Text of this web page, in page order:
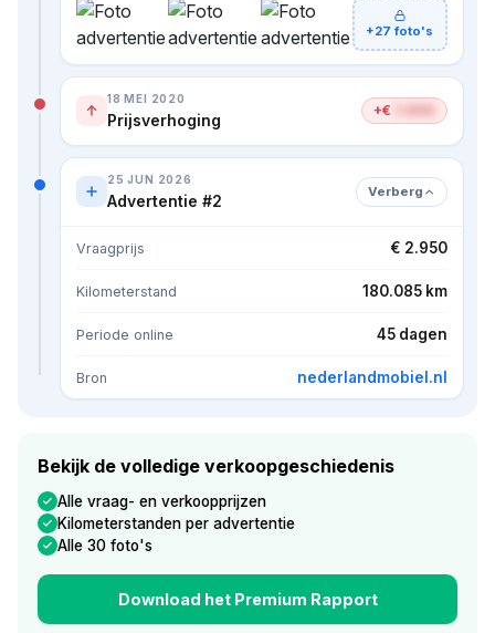
+27 foto's
18 MEI 2020
Prijsverhoging +€
25 JUN 2026
Advertentie #2 Verberg
Vraagprijs € 2.950
Kilometerstand 180.085 km
Periode online 45 dagen
Bron nederlandmobiel.nl
Bekijk de volledige verkoopgeschiedenis
Alle vraag- en verkoopprijzen
Kilometerstanden per advertentie
Alle 30 foto's
Download het Premium Rapport